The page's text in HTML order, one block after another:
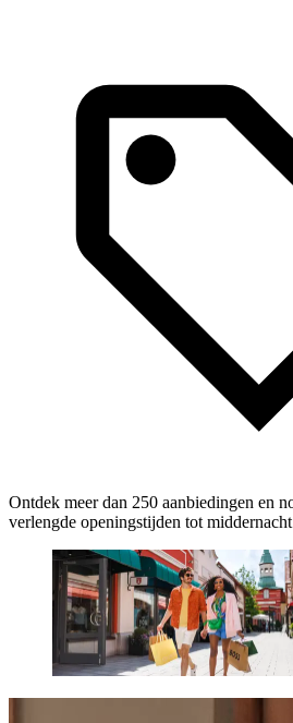
Ontdek meer dan 250 aanbiedingen en
verlengde openingstijden tot middernacht